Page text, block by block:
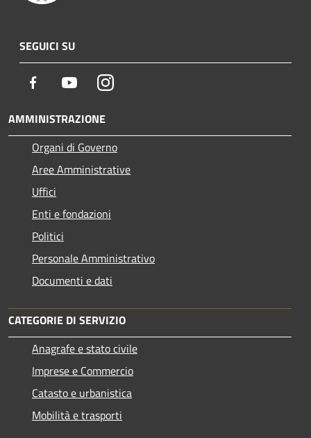
SEGUICI SU
Facebook YoutubeInstagram
AMMINISTRAZIONE
Organi di Governo
Aree Amministrative
Uffici
Enti e fondazioni
Politici
Personale Amministrativo
Documenti e dati
CATEGORIE DI SERVIZIO
Anagrafe e stato civile
Imprese e Commercio
Catasto e urbanistica
Mobilità e trasporti